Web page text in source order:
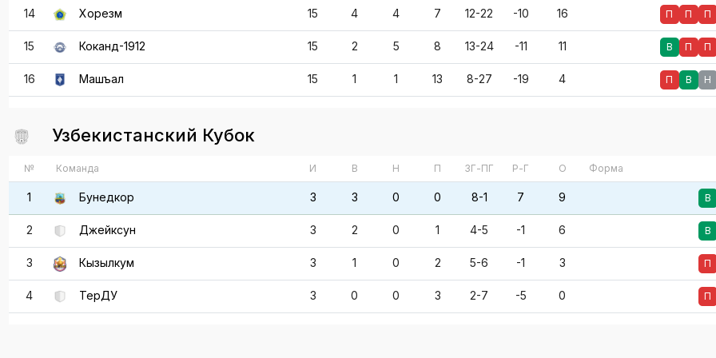
14 Хорезм 15 4 4 7 12-22 -10 16 П П П
15 Коканд-1912 15 2 5 8 13-24 -11 11 В П П
16 Машъал 15 1 1 13 8-27 -19 4 П В Н
Узбекистанский Кубок
№ Команда И В Н П ЗГ-ПГ Р-Г О Форма
1 Бунедкор 3 3 0 0 8-1 7 9 В
2 Джейксун 3 2 0 1 4-5 -1 6 В
3 Кызылкум 3 1 0 2 5-6 -1 3 П
4 ТерДУ 3 0 0 3 2-7 -5 0 П